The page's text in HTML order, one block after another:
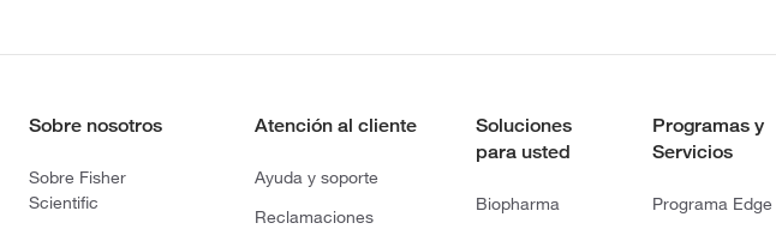
Sobre nosotros
Sobre Fisher
Scientific
Atención al cliente
Ayuda y soporte
Reclamaciones
Soluciones
para usted
Biopharma
Programas y
Servicios
Programa Edge